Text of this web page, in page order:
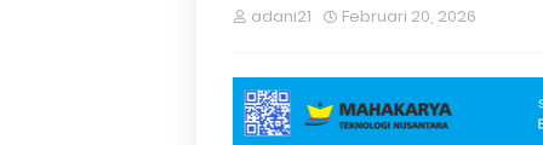
adani21 Februari 20, 2026